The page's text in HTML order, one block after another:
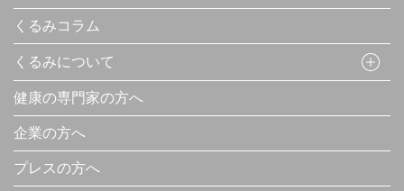
くるみコラム
くるみについて
健康の専門家の方へ
企業の方へ
プレスの方へ